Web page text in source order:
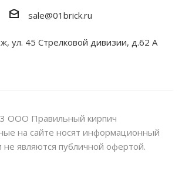
sale@01brick.ru
ул. 45 Стрелковой дивизии, д.62 А
ООО Правильный кирпич
на сайте носят информационный
не являются публичной офертой.